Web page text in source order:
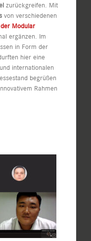
zurückgreifen. Mit
von verschiedenen
Modular
ergänzen. Im
in Form der
hier eine
internationalen
begrüßen
Rahmen